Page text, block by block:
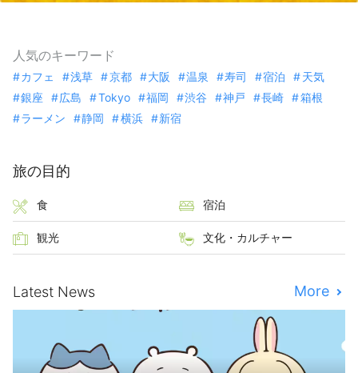
人気のキーワード
カフェ 浅草 京都 大阪 温泉 寿司 宿泊
天気
銀座
広島 Tokyo 福岡 渋谷 神戸 長崎
箱根
ラーメン
静岡 横浜 新宿
旅の目的
食 宿泊
観光 文化・カルチャー
Latest News More